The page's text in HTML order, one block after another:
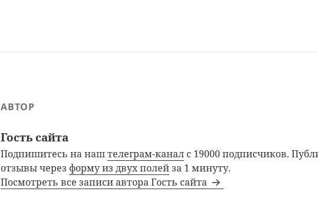
АВТОР
Гость сайта
Подпишитесь на наштелеграм-канал с 19000 подписчиков.
отзывы через форму из двух полейза 1 минуту.
Посмотреть все записи автора Гость сайта